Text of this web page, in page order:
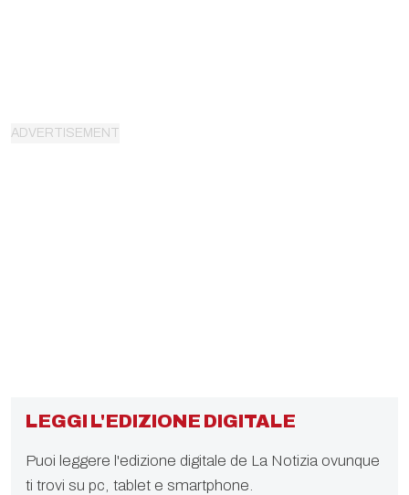
LEGGI L'EDIZIONE DIGITALE
Puoi leggere l'edizione digitale de La Notizia ovunque
ti trovi su pc, tablet e smartphone.